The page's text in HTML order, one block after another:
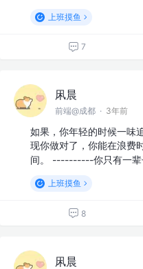
上班摸鱼
7
凩晨
前端@成都 · 3年前
如果，你年轻的时候一味
现你做对了，你能在浪费
间。 ----------你只有一辈
上班摸鱼
8
凩晨